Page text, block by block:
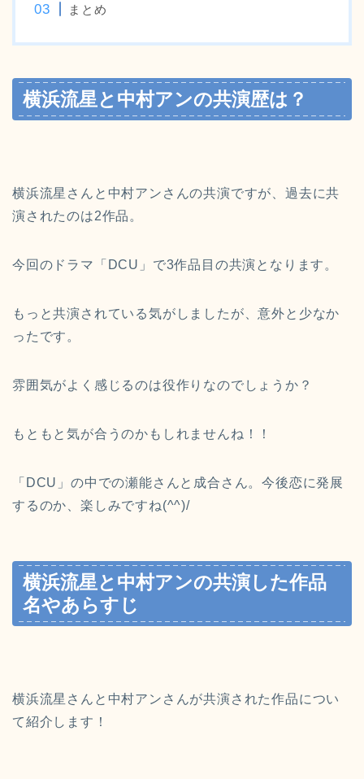
まとめ
横浜流星と中村アンの共演歴は？
横浜流星さんと中村アンさんの共演ですが、過去に共
演されたのは2作品。
今回のドラマ「DCU」で3作品目の共演となります。
もっと共演されている気がしましたが、意外と少なか
ったです。
雰囲気がよく感じるのは役作りなのでしょうか？
もともと気が合うのかもしれませんね！！
「DCU」の中での瀬能さんと成合さん。今後恋に発展
するのか、楽しみですね(^^)/
横浜流星と中村アンの共演した作品
名やあらすじ
横浜流星さんと中村アンさんが共演された作品につい
て紹介します！